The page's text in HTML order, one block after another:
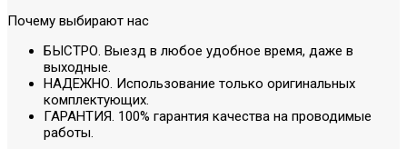
Почему выбирают нас
БЫСТРО. Выезд в любое удобное время, даже в
выходные.
НАДЕЖНО. Использование только оригинальных
комплектующих.
ГАРАНТИЯ. 100% гарантия качества на проводимые
работы.